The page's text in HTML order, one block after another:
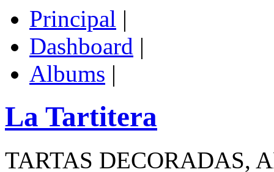
Principal |
Dashboard |
Albums |
La Tartitera
TARTAS DECORADAS,